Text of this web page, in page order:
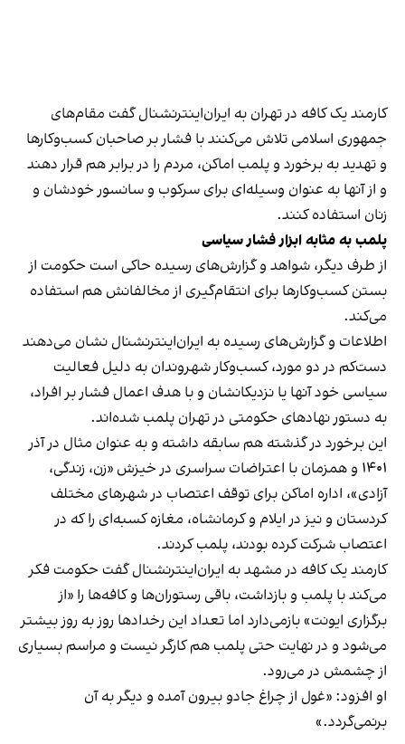
کارمند یک کافه در تهران به ایران‌اینترنشنال گفت مقام‌های
جمهوری اسلامی تلاش می‌کنند با فشار بر صاحبان کسب‌وکارها
و تهدید به برخورد و پلمب اماکن، مردم را در برابر هم قرار دهند
و از آنها به عنوان وسیله‌ای برای سرکوب و سانسور خودشان و
زنان استفاده کنند.
پلمب به مثابه ابزار فشار سیاسی
از طرف دیگر، شواهد و گزارش‌های رسیده حاکی است حکومت از
بستن کسب‌وکارها برای انتقام‌گیری از مخالفانش هم استفاده
می‌کند.
اطلاعات و گزارش‌های رسیده به ایران‌اینترنشنال نشان می‌دهند
دست‌کم در دو مورد، کسب‌وکار شهروندان به دلیل فعالیت
سیاسی خود آنها یا نزدیکانشان و با هدف اعمال فشار بر افراد،
به دستور نهادهای حکومتی در تهران پلمب شده‌اند.
این برخورد در گذشته هم سابقه داشته و به عنوان مثال در آذر
۱۴۰۱ و همزمان با اعتراضات سراسری در خیزش «زن، زندگی،
آزادی»، اداره اماکن برای توقف اعتصاب در شهرهای مختلف
کردستان و نیز در ایلام و کرمانشاه، مغازه کسبه‌ای را که در
اعتصاب شرکت کرده بودند، پلمب کردند.
کارمند یک کافه در مشهد به ایران‌اینترنشنال گفت حکومت فکر
می‌کند با پلمب و بازداشت، باقی رستوران‌ها و کافه‌ها را «از
برگزاری ایونت» بازمی‌دارد اما تعداد این رخدادها روز به روز بیشتر
می‌شود و در نهایت حتی پلمب هم کارگر نیست و مراسم بسیاری
از چشمش در می‌رود.
او افزود: «غول از چراغ جادو بیرون آمده و دیگر به آن
برنمی‎‌گردد.»